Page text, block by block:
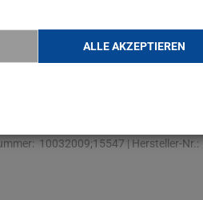
10032009;15547|Hersteller-Nr.:
ALLE AKZEPTIEREN